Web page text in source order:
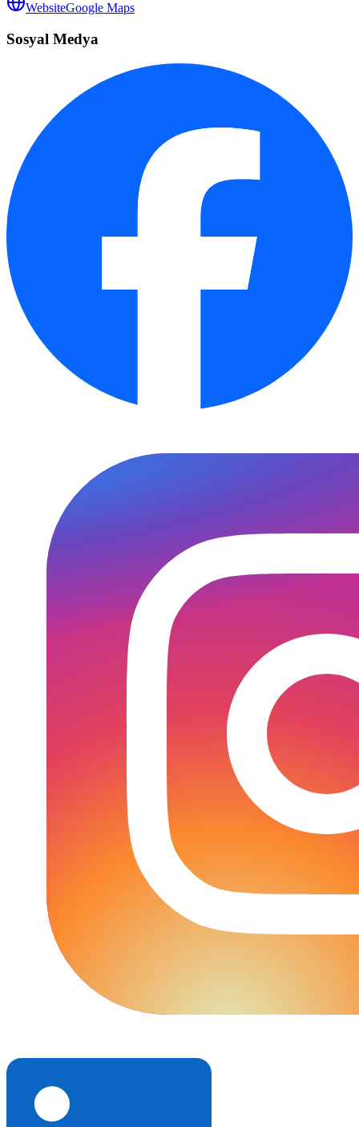
WebsiteGoogle Maps
Sosyal Medya